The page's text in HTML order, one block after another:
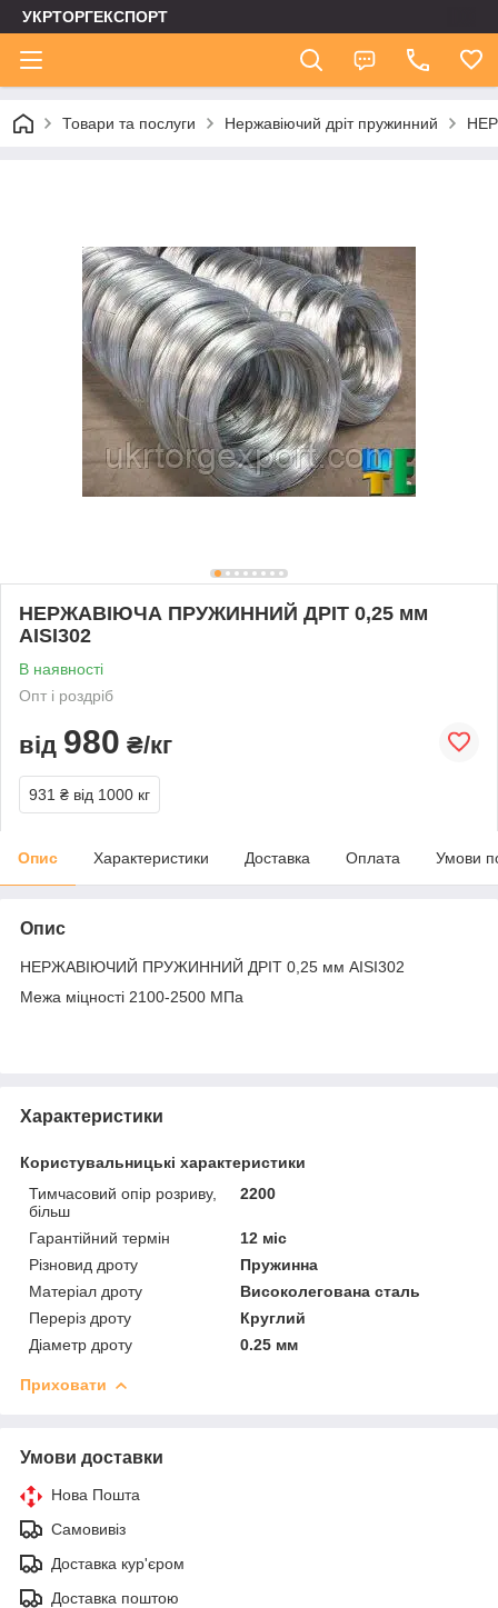
УКРТОРГЕКСПОРТ
Товари та послуги Нержавіючий дріт пружинний
НЕРЖАВІЮЧА ПРУЖИННИЙ ДРІТ 0,25 мм
AISI302
В наявності
Опт і роздріб
від 980 ₴/кг
931 ₴ від 1000 кг
Опис Характеристики Доставка Оплата Умови
Опис
НЕРЖАВІЮЧИЙ ПРУЖИННИЙ ДРІТ 0,25 мм AISI302
Межа міцності 2100-2500 МПа
Характеристики
Користувальницькі характеристики
Тимчасовий опір розриву,
більш
2200
Гарантійний термін
12 міс
Різновид дроту
Пружинна
Матеріал дроту
Високолегована сталь
Переріз дроту
Круглий
Діаметр дроту
0.25 мм
Приховати
Умови доставки
Нова Пошта
Самовивіз
Доставка кур'єром
Доставка поштою